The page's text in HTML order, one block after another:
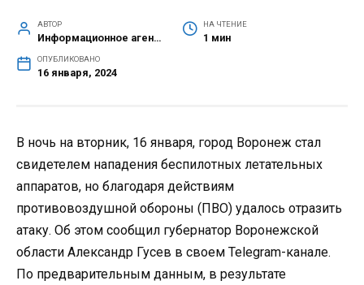
АВТОР
Информационное агентство СЗФО
НА ЧТЕНИЕ
1 мин
ОПУБЛИКОВАНО
16 января, 2024
В ночь на вторник, 16 января, город Воронеж стал
свидетелем нападения беспилотных летательных
аппаратов, но благодаря действиям
противовоздушной обороны (ПВО) удалось отразить
атаку. Об этом сообщил губернатор Воронежской
области Александр Гусев в своем Telegram-канале.
По предварительным данным, в результате